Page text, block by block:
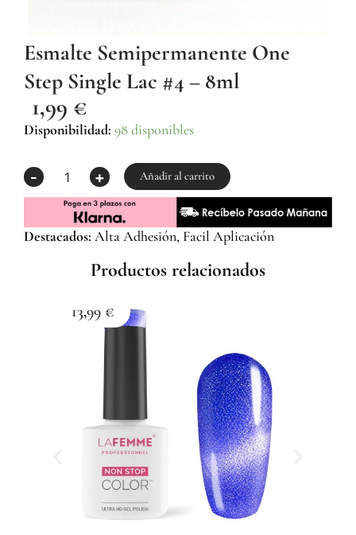
Esmalte Semipermanente One
Step Single Lac #4 – 8ml
1,99 €
Disponibilidad: 98 disponibles
-
Esmalte
Step
Single
-
+ Añadir al carrito
Destacados: Alta Adhesión, Facil Aplicación
Productos relacionados
13,99 €